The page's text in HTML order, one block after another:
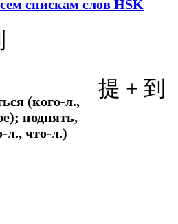
спискам слов HSK
(кого-л.,
поднять,
л., что-л.)
提 + 到